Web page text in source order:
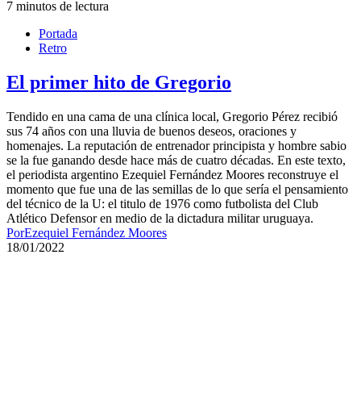
7 minutos de lectura
Portada
Retro
El primer hito de Gregorio
Tendido en una cama de una clínica local, Gregorio Pérez recibió
sus 74 años con una lluvia de buenos deseos, oraciones y
homenajes. La reputación de entrenador principista y hombre sabio
se la fue ganando desde hace más de cuatro décadas. En este texto,
el periodista argentino Ezequiel Fernández Moores reconstruye el
momento que fue una de las semillas de lo que sería el pensamiento
del técnico de la U: el titulo de 1976 como futbolista del Club
Atlético Defensor en medio de la dictadura militar uruguaya.
PorEzequiel Fernández Moores
18/01/2022